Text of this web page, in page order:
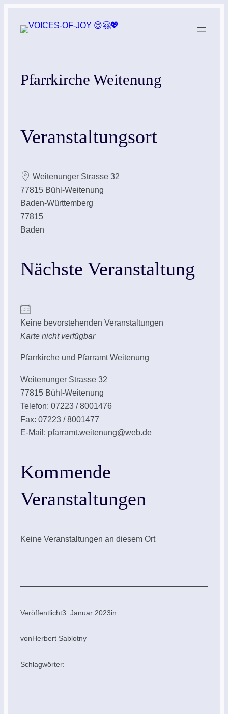
Inhalt
Pfarrkirche Weitenung
Veranstaltungsort
Weitenunger Strasse 32
77815 Bühl-Weitenung
Baden-Württemberg
77815
Baden
Nächste Veranstaltung
Keine bevorstehenden Veranstaltungen
Karte nicht verfügbar
Pfarrkirche und Pfarramt Weitenung
Weitenunger Strasse 32
77815 Bühl-Weitenung
Telefon: 07223 / 8001476
Fax: 07223 / 8001477
E-Mail: pfarramt.weitenung@web.de
Kommende
Veranstaltungen
Keine Veranstaltungen an diesem Ort
Veröffentlicht3. Januar 2023in
vonHerbert Sablotny
Schlagwörter: